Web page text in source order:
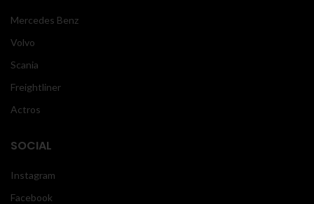
Mercedes Benz
Volvo
Scania
Freightliner
Actros
SOCIAL
Instagram
Facebook